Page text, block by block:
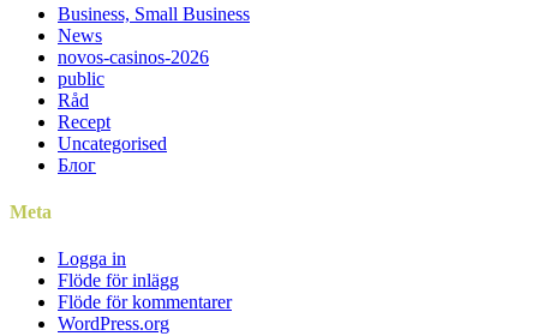
Business, Small Business
News
novos-casinos-2026
public
Råd
Recept
Uncategorised
Блог
Meta
Logga in
Flöde för inlägg
Flöde för kommentarer
WordPress.org